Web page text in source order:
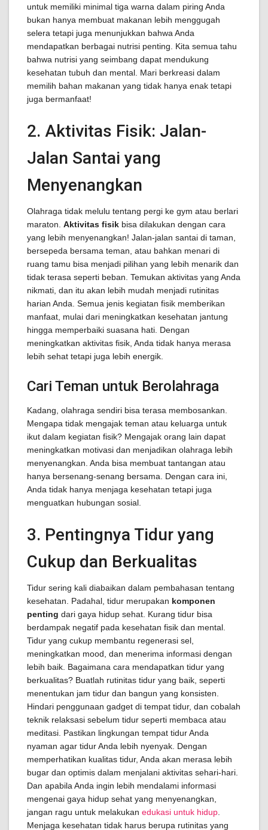
untuk memiliki minimal tiga warna dalam piring Anda
bukan hanya membuat makanan lebih menggugah
selera tetapi juga menunjukkan bahwa Anda
mendapatkan berbagai nutrisi penting. Kita semua tahu
bahwa nutrisi yang seimbang dapat mendukung
kesehatan tubuh dan mental. Mari berkreasi dalam
memilih bahan makanan yang tidak hanya enak tetapi
juga bermanfaat!
2. Aktivitas Fisik: Jalan-
Jalan Santai yang
Menyenangkan
Olahraga tidak melulu tentang pergi ke gym atau berlari
maraton. Aktivitas fisik bisa dilakukan dengan cara
yang lebih menyenangkan! Jalan-jalan santai di taman,
bersepeda bersama teman, atau bahkan menari di
ruang tamu bisa menjadi pilihan yang lebih menarik dan
tidak terasa seperti beban. Temukan aktivitas yang Anda
nikmati, dan itu akan lebih mudah menjadi rutinitas
harian Anda. Semua jenis kegiatan fisik memberikan
manfaat, mulai dari meningkatkan kesehatan jantung
hingga memperbaiki suasana hati. Dengan
meningkatkan aktivitas fisik, Anda tidak hanya merasa
lebih sehat tetapi juga lebih energik.
Cari Teman untuk Berolahraga
Kadang, olahraga sendiri bisa terasa membosankan.
Mengapa tidak mengajak teman atau keluarga untuk
ikut dalam kegiatan fisik? Mengajak orang lain dapat
meningkatkan motivasi dan menjadikan olahraga lebih
menyenangkan. Anda bisa membuat tantangan atau
hanya bersenang-senang bersama. Dengan cara ini,
Anda tidak hanya menjaga kesehatan tetapi juga
menguatkan hubungan sosial.
3. Pentingnya Tidur yang
Cukup dan Berkualitas
Tidur sering kali diabaikan dalam pembahasan tentang
kesehatan. Padahal, tidur merupakan komponen
penting dari gaya hidup sehat. Kurang tidur bisa
berdampak negatif pada kesehatan fisik dan mental.
Tidur yang cukup membantu regenerasi sel,
meningkatkan mood, dan menerima informasi dengan
lebih baik. Bagaimana cara mendapatkan tidur yang
berkualitas? Buatlah rutinitas tidur yang baik, seperti
menentukan jam tidur dan bangun yang konsisten.
Hindari penggunaan gadget di tempat tidur, dan cobalah
teknik relaksasi sebelum tidur seperti membaca atau
meditasi. Pastikan lingkungan tempat tidur Anda
nyaman agar tidur Anda lebih nyenyak. Dengan
memperhatikan kualitas tidur, Anda akan merasa lebih
bugar dan optimis dalam menjalani aktivitas sehari-hari.
Dan apabila Anda ingin lebih mendalami informasi
mengenai gaya hidup sehat yang menyenangkan,
jangan ragu untuk melakukan edukasi untuk hidup
Menjaga kesehatan tidak harus berupa rutinitas yang